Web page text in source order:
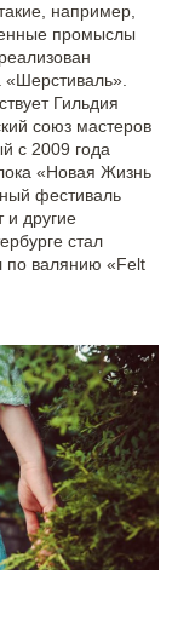
например,
промыслы
«Шерстиваль».
Гильдия
союз мастеров
с 2009 года
«Новая Жизнь
фестиваль
и другие
стал
по валянию «Felt